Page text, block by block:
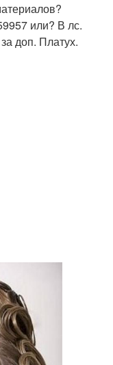
или? В лс.
доп. Платух.